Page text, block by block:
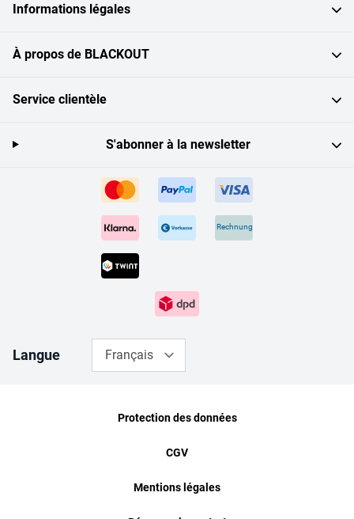
Informations légales
À propos de BLACKOUT
Service clientèle
Rechnung
S'abonner à la newsletter
Langue Français
Protection des données
CGV
Mentions légales